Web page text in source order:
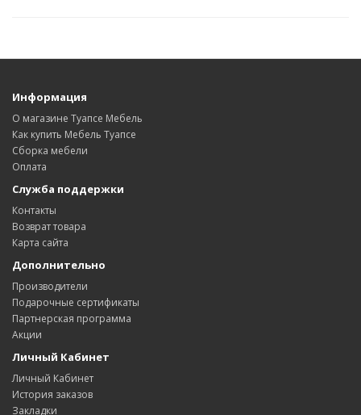
Информация
О магазине Туапсе Мебель
Как купить Мебель Туапсе
Сборка мебели
Оплата
Служба поддержки
Контакты
Возврат товара
Карта сайта
Дополнительно
Производители
Подарочные сертификаты
Партнерская программа
Акции
Личный Кабинет
Личный Кабинет
История заказов
Закладки